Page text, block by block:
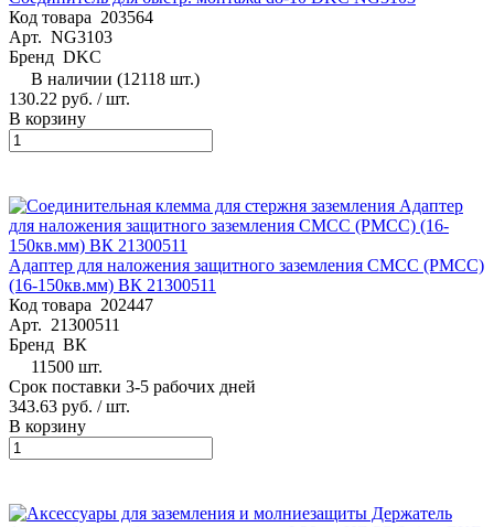
Код товара 203564
Арт. NG3103
Бренд DKC
В наличии (12118 шт.)
130.22 руб. / шт.
В корзину
Адаптер для наложения защитного заземления CMCC (PMCC)
(16-150кв.мм) ВК 21300511
Код товара 202447
Арт. 21300511
Бренд ВК
11500 шт.
Срок поставки 3-5 рабочих дней
343.63 руб. / шт.
В корзину